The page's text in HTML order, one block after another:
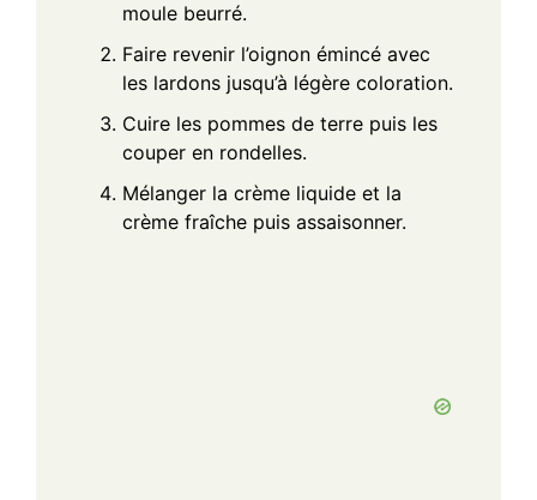
moule beurré.
Faire revenir l’oignon émincé avec
les lardons jusqu’à légère coloration.
Cuire les pommes de terre puis les
couper en rondelles.
Mélanger la crème liquide et la
crème fraîche puis assaisonner.